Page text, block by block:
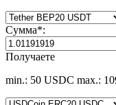
Сумма*:
Получаете
min.: 50 USDC max.: